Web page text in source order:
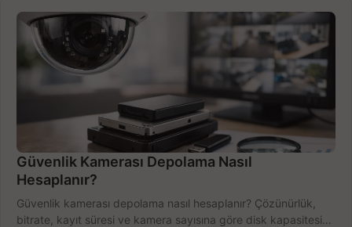
Güvenlik Kamerası Depolama Nasıl
Hesaplanır?
Güvenlik kamerası depolama nasıl hesaplanır? Çözünürlük,
bitrate, kayıt süresi ve kamera sayısına göre disk kapasitesini